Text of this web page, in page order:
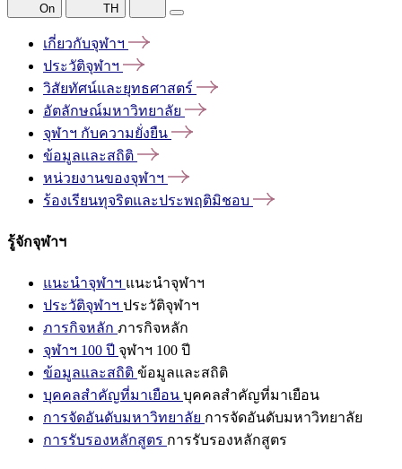
On TH
เกี่ยวกับจุฬาฯ
ประวัติจุฬาฯ
วิสัยทัศน์และยุทธศาสตร์
อัตลักษณ์มหาวิทยาลัย
จุฬาฯ กับความยั่งยืน
ข้อมูลและสถิติ
หน่วยงานของจุฬาฯ
ร้องเรียนทุจริตและประพฤติมิชอบ
รู้จักจุฬาฯ
แนะนำจุฬาฯ แนะนำจุฬาฯ
ประวัติจุฬาฯ ประวัติจุฬาฯ
ภารกิจหลัก ภารกิจหลัก
จุฬาฯ 100 ปี จุฬาฯ 100 ปี
ข้อมูลและสถิติ ข้อมูลและสถิติ
บุคคลสำคัญที่มาเยือน บุคคลสำคัญที่มาเยือน
การจัดอันดับมหาวิทยาลัย การจัดอันดับมหาวิทยาลัย
การรับรองหลักสูตร การรับรองหลักสูตร